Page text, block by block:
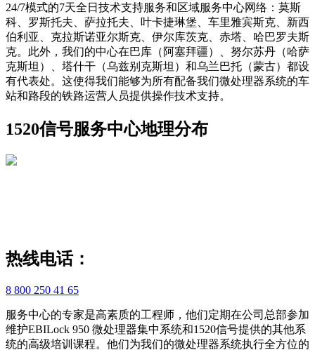
24/7模式的7天全日技术支持服务和区域服务中心网络：莫斯
科、罗斯托夫、萨拉托夫、叶卡捷琳堡、车里雅宾斯克、新西
伯利亚、克拉斯诺亚尔斯克、伊尔库茨克、赤塔、哈巴罗夫斯
克。此外，我们的中心在巴库（阿塞拜疆）、努尔苏丹（哈萨
克斯坦）、塔什干（乌兹别克斯坦）和乌兰巴托（蒙古）都设
有代表处。这使得我们能够为所有配备我们微处理器系统的车
站和路段的铁路运营人员提供操作技术支持。
1520信号服务中心地理分布
热线电话：
8 800 250 41 65
服务中心的专家是高素质的工程师，他们定期在公司总部参加
维护EBILock 950 微处理器集中系统和1520信号提供的其他系
统的高级培训课程。他们为我们的微处理器系统执行全方位的